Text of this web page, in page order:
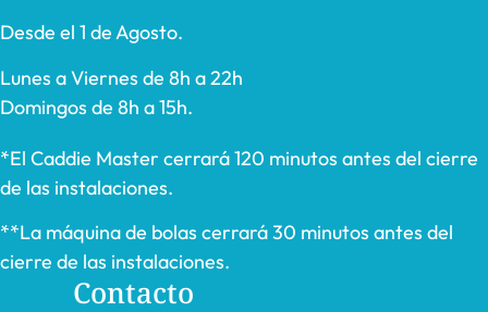
Desde el 1 de Agosto.
Lunes a Viernes de 8h a 22h
Domingos de 8h a 15h.
*El Caddie Master cerrará 120 minutos antes del cierre
de las instalaciones.
**La máquina de bolas cerrará 30 minutos antes del
cierre de las instalaciones.
Contacto